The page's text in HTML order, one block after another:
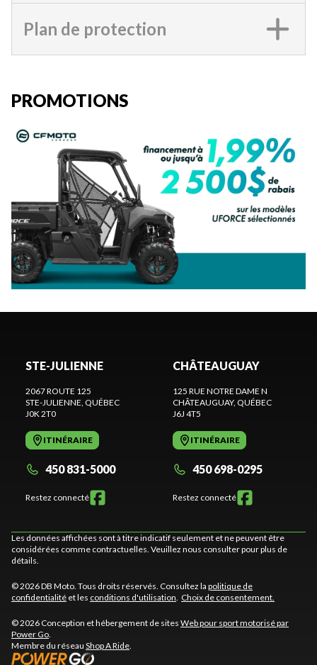
Plan de protection
PROMOTIONS
STE-JULIENNE
2067 ROUTE 125
STE-JULIENNE, QUÉBEC
J0K 2T0
ITINÉRAIRE
450 831-5000
Restez connecté
CHÂTEAUGUAY
125 RUE NOTRE DAME N
CHÂTEAUGUAY, QUÉBEC
J6J 4T5
ITINÉRAIRE
450 698-0295
Restez connecté
Les données affichées sont à titre indicatif seulement et ne peuvent être
considérées comme contractuelles. Veuillez nous consulter pour plus de
détails.
© 2026 DB Moto. Tous droits réservés. Consultez la politique de
confidentialité et les conditions d'utilisation. Choix de consentement.
© 2026 Conception et hébergement de sites Web pour sport motorisé par
Power Go.
Membre du réseau Shop A Ride.